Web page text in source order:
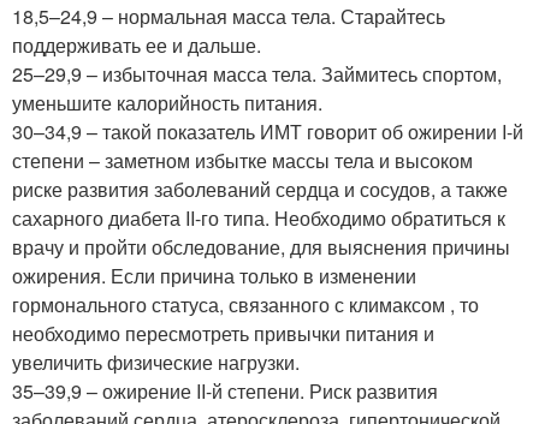
18,5–24,9 – нормальная масса тела. Старайтесь
поддерживать ее и дальше.
25–29,9 – избыточная масса тела. Займитесь спортом,
уменьшите калорийность питания.
30–34,9 – такой показатель ИМТ говорит об ожирении I-й
степени – заметном избытке массы тела и высоком
риске развития заболеваний сердца и сосудов, а также
сахарного диабета II-го типа. Необходимо обратиться к
врачу и пройти обследование, для выяснения причины
ожирения. Если причина только в изменении
гормонального статуса, связанного с климаксом , то
необходимо пересмотреть привычки питания и
увеличить физические нагрузки.
35–39,9 – ожирение II-й степени. Риск развития